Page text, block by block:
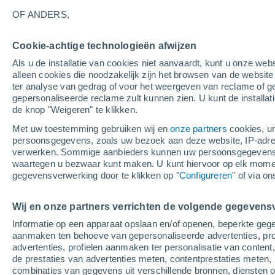
OF ANDERS,
Cookie-achtige technologieën afwijzen
Als u de installatie van cookies niet aanvaardt, kunt u onze
alleen cookies die noodzakelijk zijn het browsen van de
ter analyse van gedrag of voor het weergeven van reclame of
gepersonaliseerde reclame zult kunnen zien. U kunt de
de knop "Weigeren" te klikken.
Met uw toestemming gebruiken wij enonze partners cookies,
persoonsgegevens, zoals uw bezoek aan deze website, IP-
verwerken. Sommige aanbieders kunnen uw
waartegen u bezwaar kunt maken. U kunt hiervoor op elk
gegevensverwerking door te klikken op "Configureren" of via
Wij en onze partners verrichten de volgende
Informatie op een apparaat opslaan en/of openen, beperkte
aanmaken ten behoeve van gepersonaliseerde advertenties,
advertenties, profielen aanmaken ter personalisatie van
de prestaties van advertenties meten, contentprestaties
combinaties van gegevens uit verschillende bronnen,
9°
Gevoelstemperatuur 9°
Licht: 33%
Weer 1 - 7 dagen Kaarten: Temperatuur
Vandaag
7 Aug
15° / 8°
Morgen
8 Aug
17° / 5°
Zondag
9 Aug
16° / 5°